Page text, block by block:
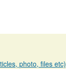
photo, files etc)